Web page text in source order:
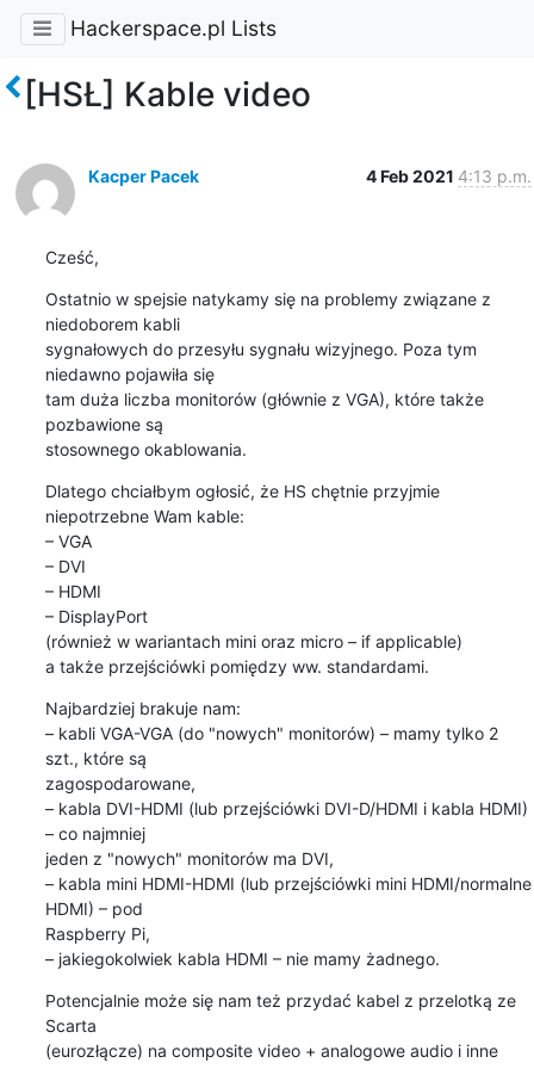
Hackerspace.pl Lists
[HSŁ] Kable video
Kacper Pacek 4 Feb 2021 4:13 p.m.
Cześć,
Ostatnio w spejsie natykamy się na problemy związane z
niedoborem kabli
sygnałowych do przesyłu sygnału wizyjnego. Poza tym
niedawno pojawiła się
tam duża liczba monitorów (głównie z VGA), które także
pozbawione są
stosownego okablowania.
Dlatego chciałbym ogłosić, że HS chętnie przyjmie
niepotrzebne Wam kable:
– VGA
– DVI
– HDMI
– DisplayPort
(również w wariantach mini oraz micro – if applicable)
a także przejściówki pomiędzy ww. standardami.
Najbardziej brakuje nam:
– kabli VGA-VGA (do "nowych" monitorów) – mamy tylko 2
szt., które są
zagospodarowane,
– kabla DVI-HDMI (lub przejściówki DVI-D/HDMI i kabla HDMI)
– co najmniej
jeden z "nowych" monitorów ma DVI,
– kabla mini HDMI-HDMI (lub przejściówki mini HDMI/normalne
HDMI) – pod
Raspberry Pi,
– jakiegokolwiek kabla HDMI – nie mamy żadnego.
Potencjalnie może się nam też przydać kabel z przelotką ze
Scarta
(eurozłącze) na composite video + analogowe audio i inne